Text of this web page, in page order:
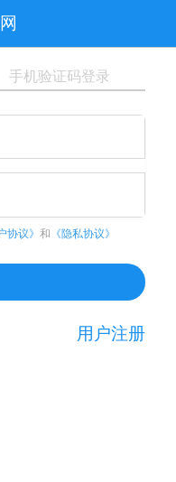
手机验证码登录
协议》 和 《隐私协议》
用户注册